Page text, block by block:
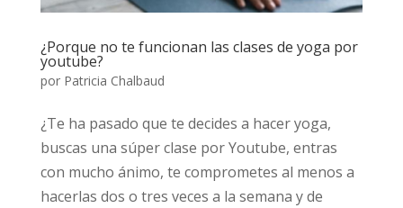
¿Porque no te funcionan las clases de yoga por
youtube?
por Patricia Chalbaud
¿Te ha pasado que te decides a hacer yoga,
buscas una súper clase por Youtube, entras
con mucho ánimo, te comprometes al menos a
hacerlas dos o tres veces a la semana y de